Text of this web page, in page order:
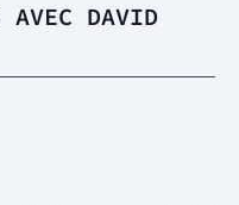
AVEC DAVID